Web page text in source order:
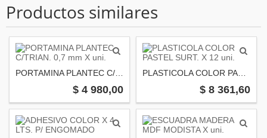
Productos similares
$ 4 980,00 $ 8 361,60